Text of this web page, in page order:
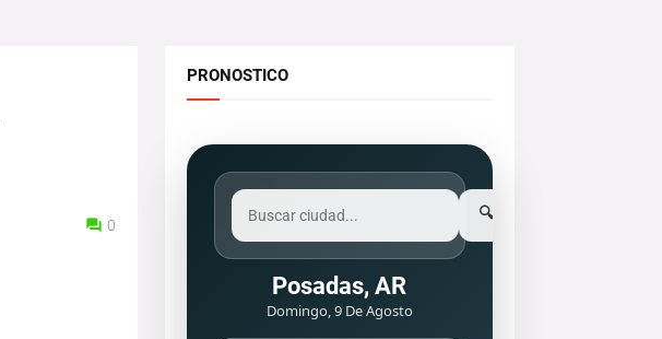
0
PRONOSTICO
🔍
Posadas, AR
Domingo, 9 De Agosto